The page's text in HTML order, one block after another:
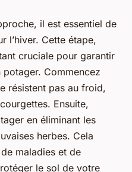
il est essentiel de
l’hiver. Cette étape,
cruciale pour garantir
Commencez
résistent pas au froid,
Ensuite,
en éliminant les
herbes. Cela
maladies et de
le sol de votre